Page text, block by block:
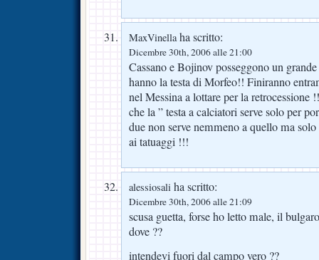
MaxVinellaha scritto:
Dicembre 30th, 2006 alle 21:00
Cassano e Bojinov posseggono un
hanno la testa di Morfeo!! Finiranno
nel Messina a lottare per la
che la ” testa a calciatori serve solo per
due non serve nemmeno a quello ma
ai tatuaggi !!!
alessiosali ha scritto:
Dicembre 30th, 2006 alle 21:09
scusa guetta, forse ho letto male, il
dove ??
intendevi fuori dal campo vero ??